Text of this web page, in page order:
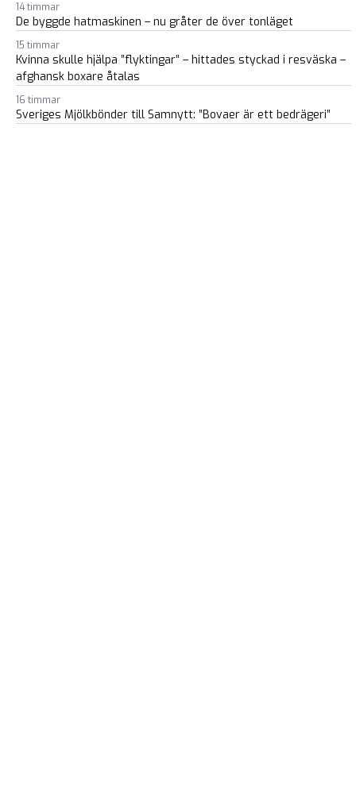
14 timmar
De byggde hatmaskinen – nu gråter de över tonläget
15 timmar
Kvinna skulle hjälpa ”flyktingar” – hittades styckad i resväska –
afghansk boxare åtalas
16 timmar
Sveriges Mjölkbönder till Samnytt: ”Bovaer är ett bedrägeri”